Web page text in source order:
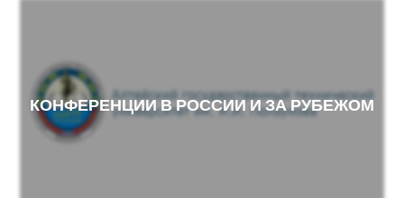
КОНФЕРЕНЦИИ В РОССИИ И ЗА РУБЕЖОМ